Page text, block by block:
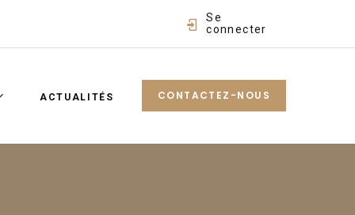
Se
connecter
ACTUALITÉS CONTACTEZ-NOUS